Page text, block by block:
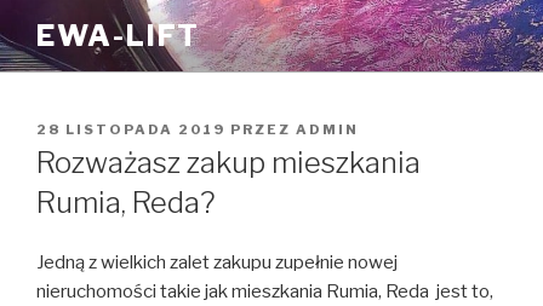
do
treści
EWA-LIFT
OPUBLIKOWANE
W
28 LISTOPADA 2019 PRZEZ ADMIN
Rozważasz zakup mieszkania
Rumia, Reda?
Jedną z wielkich zalet zakupu zupełnie nowej
nieruchomości takie jak mieszkania Rumia, Reda jest to,